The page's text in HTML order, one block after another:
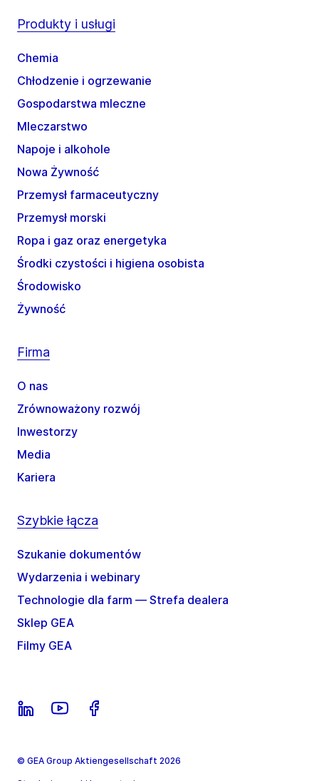
Produkty i usługi
Chemia
Chłodzenie i ogrzewanie
Gospodarstwa mleczne
Mleczarstwo
Napoje i alkohole
Nowa Żywność
Przemysł farmaceutyczny
Przemysł morski
Ropa i gaz oraz energetyka
Środki czystości i higiena osobista
Środowisko
Żywność
Firma
O nas
Zrównoważony rozwój
Inwestorzy
Media
Kariera
Szybkie łącza
Szukanie dokumentów
Wydarzenia i webinary
Technologie dla farm — Strefa dealera
Sklep GEA
Filmy GEA
© GEA Group Aktiengesellschaft 2026